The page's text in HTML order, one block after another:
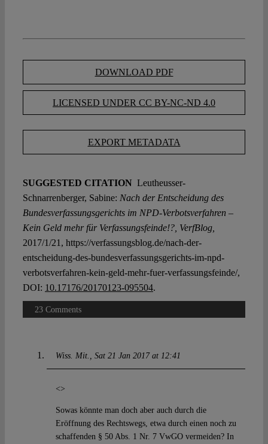
DOWNLOAD PDF
LICENSED UNDER CC BY-NC-ND 4.0
EXPORT METADATA
SUGGESTED CITATION Leutheusser-
Schnarrenberger, Sabine: Nach der Entscheidung des
Bundesverfassungs­gerichts im NPD-Verbotsverfahren –
Kein Geld mehr für Verfassungsfeinde!?, VerfBlog,
2017/1/21, https://verfassungsblog.de/nach-der-
entscheidung-des-bundesverfassungsgerichts-im-npd-
verbotsverfahren-kein-geld-mehr-fuer-verfassungsfeinde/,
DOI: 10.17176/20170123-095504.
23 Comments
Wiss. Mit. Sat 21 Jan 2017 at 12:41
<>
Sowas könnte man doch aber auch durch die
Eröffnung des Rechtswegs, etwa durch einen noch zu
schaffenden § 50 Abs. 1 Nr. 7 VwGO vermeiden? In